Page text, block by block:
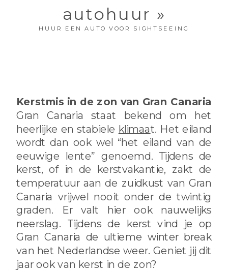
autohuur »
HUUR EEN AUTO VOOR SIGHTSEEING
Kerstmis in de zon van Gran Canaria
Gran Canaria staat bekend om het
heerlijke en stabiele klimaat. Het eiland
wordt dan ook wel “het eiland van de
eeuwige lente” genoemd. Tijdens de
kerst, of in de kerstvakantie, zakt de
temperatuur aan de zuidkust van Gran
Canaria vrijwel nooit onder de twintig
graden. Er valt hier ook nauwelijks
neerslag. Tijdens de kerst vind je op
Gran Canaria de ultieme winter break
van het Nederlandse weer. Geniet jij dit
jaar ook van kerst in de zon?